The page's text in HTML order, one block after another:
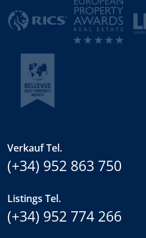
Verkauf Tel.
(+34) 952 863 750
Listings Tel.
(+34) 952 774 266